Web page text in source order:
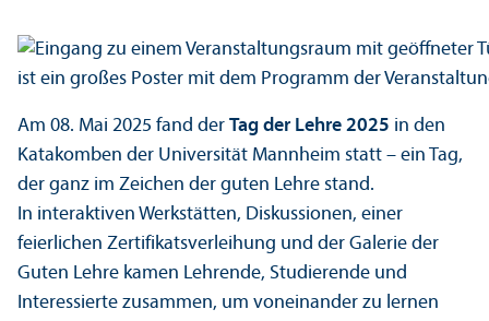
Am 08. Mai 2025 fand der Tag der Lehre 2025 in den
Katakomben der Universität Mannheim statt – ein Tag,
der ganz im Zeichen der guten Lehre stand.
In interaktiven Werkstätten, Diskussionen, einer
feierlichen Zertifikatsverleihung und der Galerie der
Guten Lehre kamen Lehr­ende, Studierende und
Interessierte zusammen, um voneinander zu lernen